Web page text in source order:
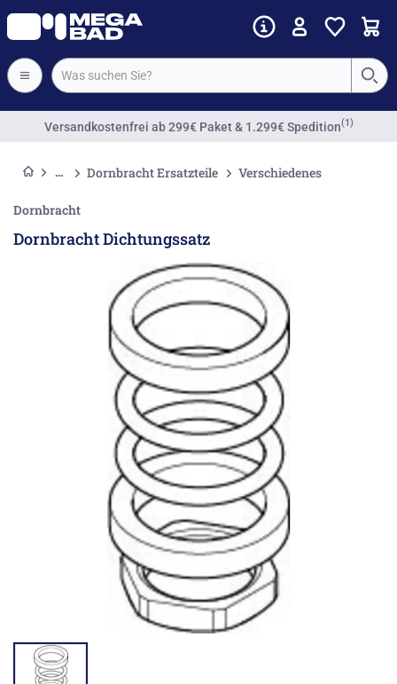
Versandkostenfrei ab 299€ Paket & 1.299€ Spedition(1)
Dornbracht Ersatzteile Verschiedenes
Dornbracht
Dornbracht Dichtungssatz